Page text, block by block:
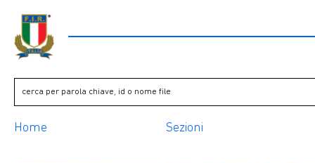
Home Sezioni